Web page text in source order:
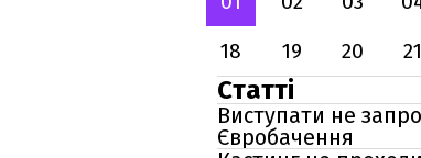
18
19 20 21
Статті
Виступати не
Євробачення